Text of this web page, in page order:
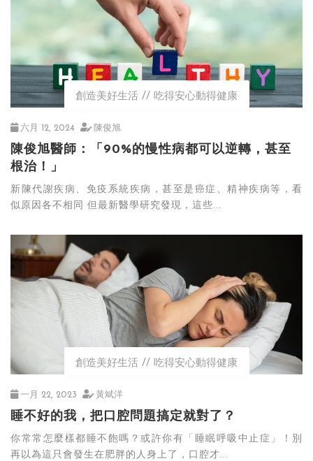
創造美好生活 吃得安心動得健康
六月 12, 2024 陳俊旭
陳俊旭醫師：「90%的慢性病都可以逆轉，甚至
根治！」
新陳代謝疾病、免疫系統疾病，甚至是癌症、精神疾病等，看
似原因各不相同 但最新醫學研究發現，這些...
創造美好生活 吃得安心動得健康
一月 22, 2023 黃斌洋
睡不好的我，把口腔問題搞定就對了？
你常常怎麼樣都睡不飽嗎？或許你有「睡眠呼吸中止症」！別
再以為這只會發生在肥胖的人身上了，口腔才...